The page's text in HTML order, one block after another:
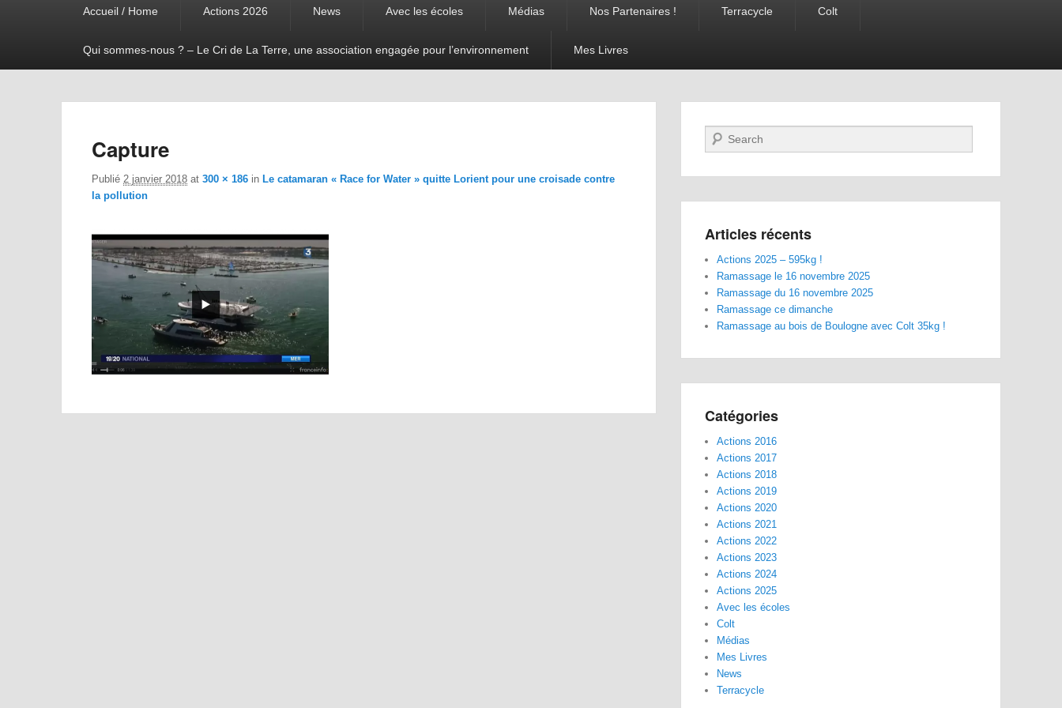
Accueil / Home Actions 2026 News Avec les écoles Médias Nos Partenaires ! Terracycle Colt
Qui sommes-nous ? – Le Cri de La Terre, une association engagée pour l’environnement Mes Livres
Capture
Publié 2 janvier 2018 at 300 × 186 in Le catamaran « Race for Water » quitte Lorient pour une croisade contre
la pollution
Recherche
Articles récents
Actions 2025 – 595kg !
Ramassage le 16 novembre 2025
Ramassage du 16 novembre 2025
Ramassage ce dimanche
Ramassage au bois de Boulogne avec Colt 35kg !
Catégories
Actions 2016
Actions 2017
Actions 2018
Actions 2019
Actions 2020
Actions 2021
Actions 2022
Actions 2023
Actions 2024
Actions 2025
Avec les écoles
Colt
Médias
Mes Livres
News
Terracycle